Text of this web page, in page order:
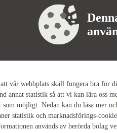
vår webbplats skall fungera bra för
annat statistik så att vi kan lära oss
som möjligt. Nedan kan du läsa mer
statistik och marknadsförings-
används av berörda bolag